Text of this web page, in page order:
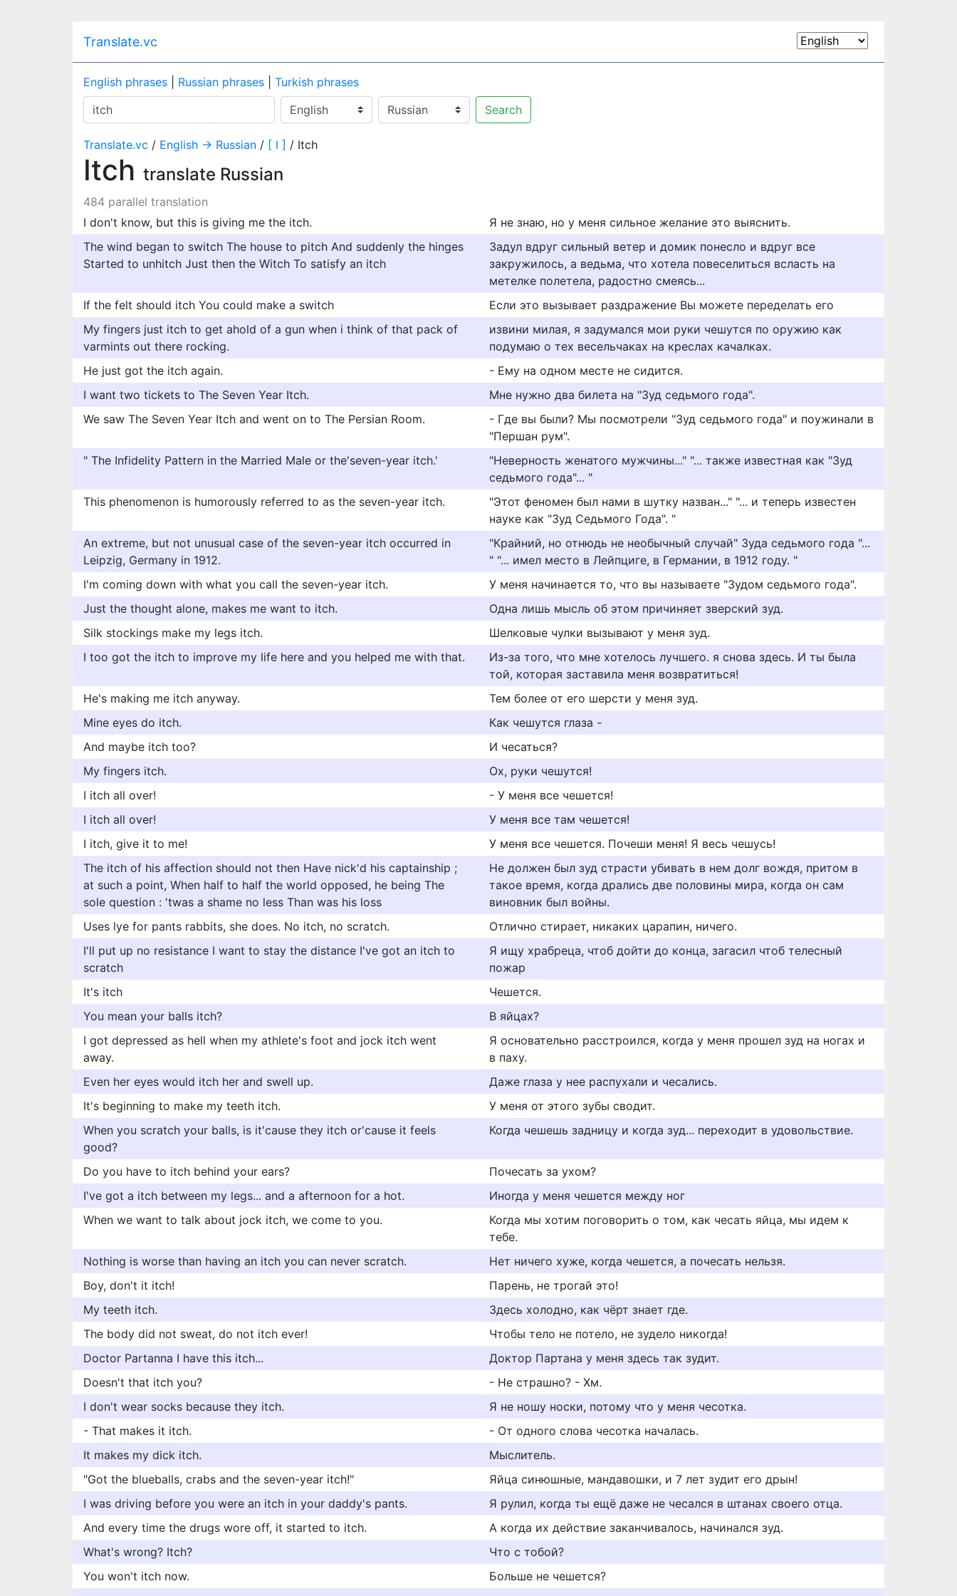
Translate.vc
English phrases Russian phrases
Turkish phrases
Search
Translate.vc / English → Russian / [ I ] / Itch
Itch translate Russian
484 parallel translation
I don't know, but this is giving me the itch.
Я не знаю, но у меня сильное желание это выяснить.
The wind began to switch The house to pitch And suddenly the hinges
Started to unhitch Just then the Witch To satisfy an itch
Задул вдруг сильный ветер и домик понесло и вдруг все
закружилось, а ведьма, что хотела повеселиться всласть на
метелке полетела, радостно смеясь...
If the felt should itch You could make a switch
Если это вызывает раздражение Вы можете переделать его
My fingers just itch to get ahold of a gun when i think of that pack of
varmints out there rocking.
извини милая, я задумался мои руки чешутся по оружию как
подумаю о тех весельчаках на креслах качалках.
He just got the itch again.
- Ему на одном месте не сидится.
I want two tickets to The Seven Year Itch.
Мне нужно два билета на "Зуд седьмого года".
We saw The Seven Year Itch and went on to The Persian Room.
- Где вы были? Мы посмотрели "Зуд седьмого года" и поужинали в
"Першан рум".
" The Infidelity Pattern in the Married Male or the'seven-year itch.'
"Неверность женатого мужчины..." "... также известная как "Зуд
седьмого года"... "
This phenomenon is humorously referred to as the seven-year itch.
"Этот феномен был нами в шутку назван..." "... и теперь известен
науке как "Зуд Седьмого Года". "
An extreme, but not unusual case of the seven-year itch occurred in
Leipzig, Germany in 1912.
"Крайний, но отнюдь не необычный случай" Зуда седьмого года "...
" "... имел место в Лейпциге, в Германии, в 1912 году. "
I'm coming down with what you call the seven-year itch.
У меня начинается то, что вы называете "Зудом седьмого года".
Just the thought alone, makes me want to itch.
Одна лишь мысль об этом причиняет зверский зуд.
Silk stockings make my legs itch.
Шелковые чулки вызывают у меня зуд.
I too got the itch to improve my life here and you helped me with that.
Из-за того, что мне хотелось лучшего. я снова здесь. И ты была
той, которая заставила меня возвратиться!
He's making me itch anyway.
Тем более от его шерсти у меня зуд.
Mine eyes do itch.
Как чешутся глаза -
And maybe itch too?
И чесаться?
My fingers itch.
Ох, руки чешутся!
I itch all over!
- У меня все чешется!
I itch all over!
У меня все там чешется!
I itch, give it to me!
У меня все чешется. Почеши меня! Я весь чешусь!
The itch of his affection should not then Have nick'd his captainship ;
at such a point, When half to half the world opposed, he being The
sole question : 'twas a shame no less Than was his loss
Не должен был зуд страсти убивать в нем долг вождя, притом в
такое время, когда дрались две половины мира, когда он сам
виновник был войны.
Uses lye for pants rabbits, she does. No itch, no scratch.
Отлично стирает, никаких царапин, ничего.
I'll put up no resistance I want to stay the distance I've got an itch to
scratch
Я ищу храбреца, чтоб дойти до конца, загасил чтоб телесный
пожар
It's itch
Чешется.
You mean your balls itch?
В яйцах?
I got depressed as hell when my athlete's foot and jock itch went
away.
Я основательно расстроился, когда у меня прошел зуд на ногах и
в паху.
Even her eyes would itch her and swell up.
Даже глаза у нее распухали и чесались.
It's beginning to make my teeth itch.
У меня от этого зубы сводит.
When you scratch your balls, is it'cause they itch or'cause it feels
good?
Когда чешешь задницу и когда зуд... переходит в удовольствие.
Do you have to itch behind your ears?
Почесать за ухом?
I've got a itch between my legs... and a afternoon for a hot.
Иногда у меня чешется между ног
When we want to talk about jock itch, we come to you.
Когда мы хотим поговорить о том, как чесать яйца, мы идем к
тебе.
Nothing is worse than having an itch you can never scratch.
Нет ничего хуже, когда чешется, а почесать нельзя.
Boy, don't it itch!
Парень, не трогай это!
My teeth itch.
Здесь холодно, как чёрт знает где.
The body did not sweat, do not itch ever!
Чтобы тело не потело, не зудело никогда!
Doctor Partanna I have this itch...
Доктор Партана у меня здесь так зудит.
Doesn't that itch you?
- Не страшно? - Хм.
I don't wear socks because they itch.
Я не ношу носки, потому что у меня чесотка.
- That makes it itch.
- От одного слова чесотка началась.
It makes my dick itch.
Мыслитель.
"Got the blueballs, crabs and the seven-year itch!"
Яйца синюшные, мандавошки, и 7 лет зудит его дрын!
I was driving before you were an itch in your daddy's pants.
Я рулил, когда ты ещё даже не чесался в штанах своего отца.
And every time the drugs wore off, it started to itch.
А когда их действие заканчивалось, начинался зуд.
What's wrong? Itch?
Что с тобой?
You won't itch now.
Больше не чешется?